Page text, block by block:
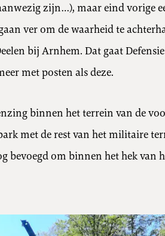
zijn…), maar eind vorige
ver om de waarheid te
bij Arnhem. Dat gaat
met posten als deze.
binnen het terrein van de
met de rest van het militaire
bevoegd om binnen het hek